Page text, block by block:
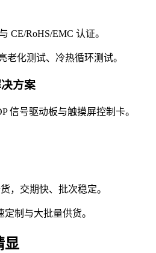
CE/RoHS/EMC 认证。
老化测试、冷热循环测试。
方案
信号驱动板与触摸屏控制卡。
，交期快、批次稳定。
制与大批量供货。
显